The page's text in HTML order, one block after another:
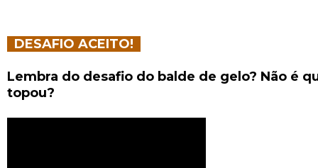
DESAFIO ACEITO!
Lembra do desafio do balde de gelo? Não é
topou?